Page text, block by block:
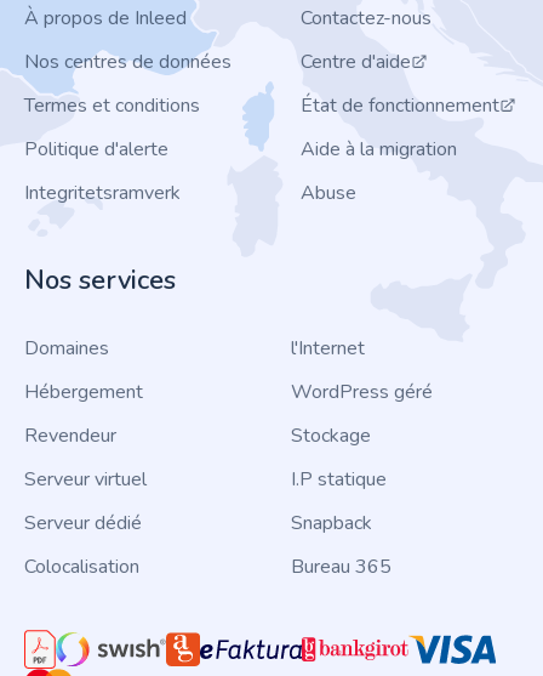
À propos de Inleed
Nos centres de données
Termes et conditions
Politique d'alerte
Integritetsramverk
Contactez-nous
Centre d'aide
État de fonctionnement
Aide à la migration
Abuse
Nos services
Domaines
Hébergement
Revendeur
Serveur virtuel
Serveur dédié
Colocalisation
l'Internet
WordPress géré
Stockage
I.P statique
Snapback
Bureau 365